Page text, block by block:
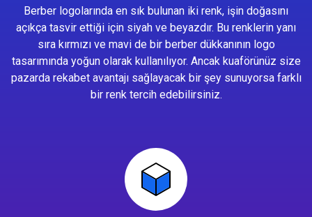
Berber logolarında en sık bulunan iki renk, işin doğasını
açıkça tasvir ettiği için siyah ve beyazdır. Bu renklerin yanı
sıra kırmızı ve mavi de bir berber dükkanının logo
tasarımında yoğun olarak kullanılıyor. Ancak kuaförünüz size
pazarda rekabet avantajı sağlayacak bir şey sunuyorsa farklı
bir renk tercih edebilirsiniz.